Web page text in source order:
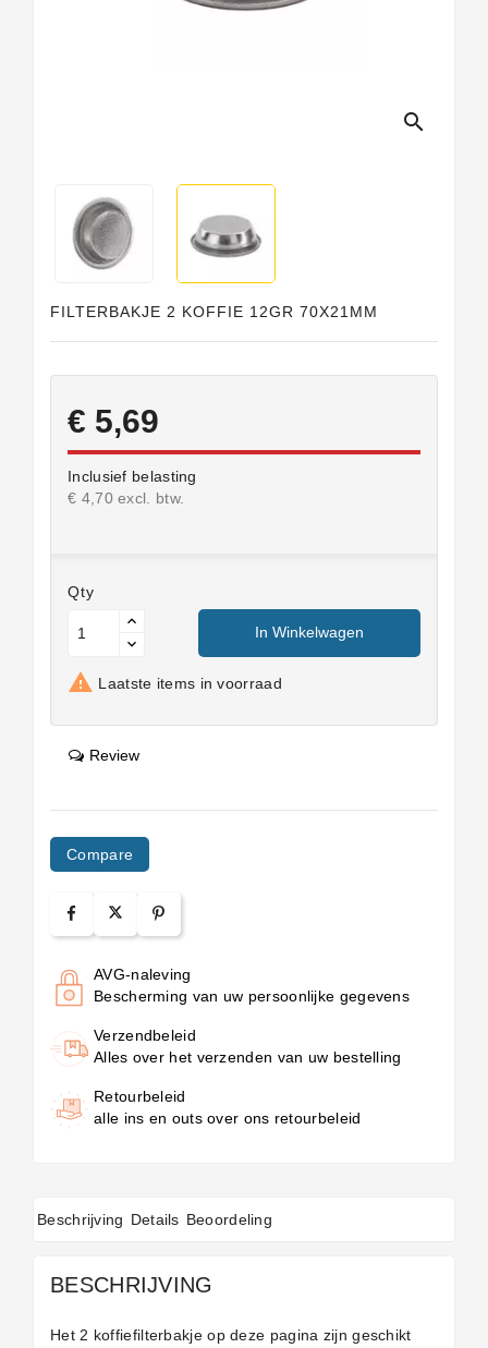
search
FILTERBAKJE 2 KOFFIE 12GR 70X21MM
€ 5,69
Inclusief belasting
€ 4,70 excl. btw.
Qty
In Winkelwagen
 Laatste items in voorraad
Review
Compare
AVG-naleving
Bescherming van uw persoonlijke gegevens
Verzendbeleid
Alles over het verzenden van uw bestelling
Retourbeleid
alle ins en outs over ons retourbeleid
Beschrijving Details Beoordeling
BESCHRIJVING
Het 2 koffiefilterbakje op deze pagina zijn geschikt